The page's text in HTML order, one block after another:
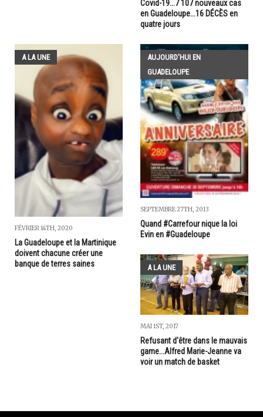
Covid-19...7 107 nouveaux cas
en Guadeloupe...16 DÉCÈS en
quatre jours
A LA UNE
FÉVRIER 14TH, 2020
La Guadeloupe et la Martinique
doivent chacune créer une
banque de terres saines
AUJOURD'HUI EN
GUADELOUPE
SEPTEMBRE 27TH, 2013
Quand #Carrefour nique la loi
Evin en #Guadeloupe
A LA UNE
MAI 1ST, 2017
Refusant d'être dans le mauvais
game...Alfred Marie-Jeanne va
voir un match de basket